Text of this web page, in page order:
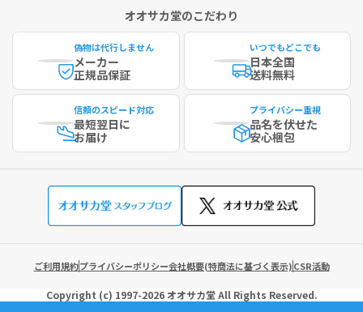
オオサカ堂のこだわり
偽物は代行しません
メーカー
正規品保証
いつでもどこでも
日本全国
送料無料
信頼のスピード対応
最短翌日に
お届け
プライバシー重視
品名を伏せた
安心梱包
ご利用規約プライバシーポリシー会社概要(特商法に基づく表示)CSR活動
Copyright (c) 1997-2026 オオサカ堂All Rights Reserved.